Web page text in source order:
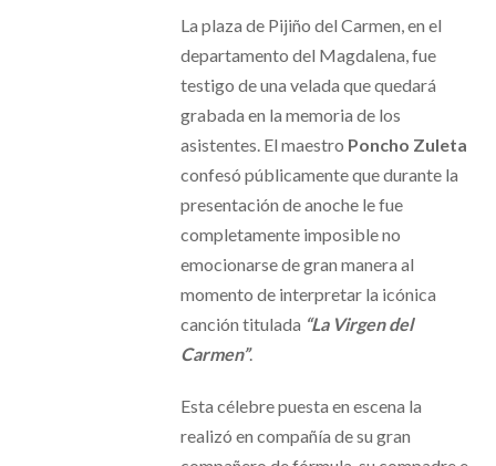
La plaza de Pijiño del Carmen, en el
departamento del Magdalena, fue
testigo de una velada que quedará
grabada en la memoria de los
asistentes. El maestro Poncho Zuleta
confesó públicamente que durante la
presentación de anoche le fue
completamente imposible no
emocionarse de gran manera al
momento de interpretar la icónica
canción titulada “La Virgen del
Carmen”.
Esta célebre puesta en escena la
realizó en compañía de su gran